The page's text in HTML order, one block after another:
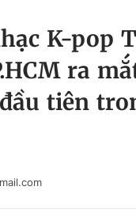
K-pop
ra
tiên